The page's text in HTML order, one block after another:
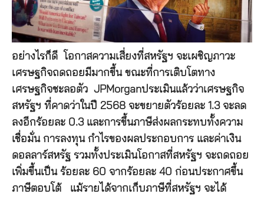
อย่างไรก็ดี โอกาสความเสี่ยงที่สหรัฐฯ จะเผชิญภาวะ
เศรษฐกิจถดถอยมีมากขึ้น ขณะที่การเติบโตทาง
เศรษฐกิจชะลอตัว JPMorganประเมินแล้วว่าเศรษฐกิจ
สหรัฐฯ ที่คาดว่าในปี 2568 จะขยายตัวร้อยละ 1.3 จะลด
ลงอีกร้อยละ 0.3 และการขึ้นภาษีส่งผลกระทบทั้งความ
เชื่อมั่น การลงทุน กำไรของผลประกอบการ และค่าเงิน
ดอลลาร์สหรัฐ รวมทั้งประเมินโอกาสที่สหรัฐฯ จะถดถอย
เพิ่มขึ้นเป็น ร้อยละ 60 จากร้อยละ 40 ก่อนประกาศขึ้น
ภาษีตอบโต้ แม้รายได้จากเก็บภาษีที่สหรัฐฯ จะได้